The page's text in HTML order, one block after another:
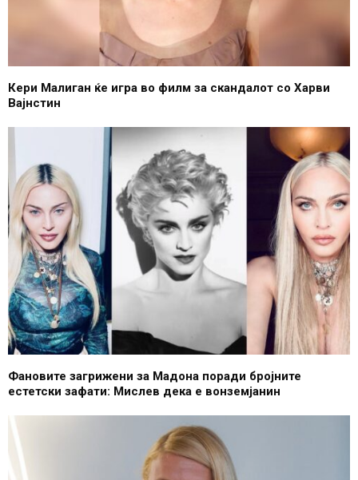
Кери Малиган ќе игра во филм за скандалот со Харви
Вајнстин
Фановите загрижени за Мадона поради бројните
естетски зафати: Мислев дека е вонземјанин